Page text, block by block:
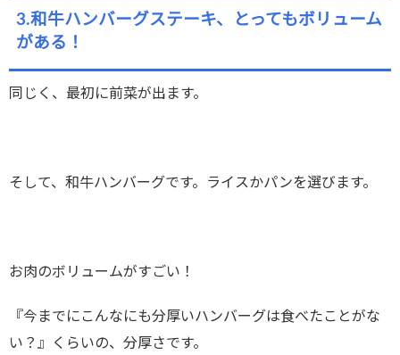
3.和牛ハンバーグステーキ、とってもボリューム
がある！
同じく、最初に前菜が出ます。
そして、和牛ハンバーグです。ライスかパンを選びます。
お肉のボリュームがすごい！
『今までにこんなにも分厚いハンバーグは食べたことがな
い？』くらいの、分厚さです。